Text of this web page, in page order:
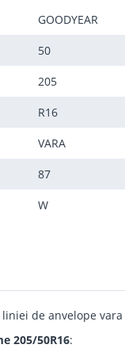
GOODYEAR
50
205
R16
VARA
87
W
liniei de anvelope
205/50R16: